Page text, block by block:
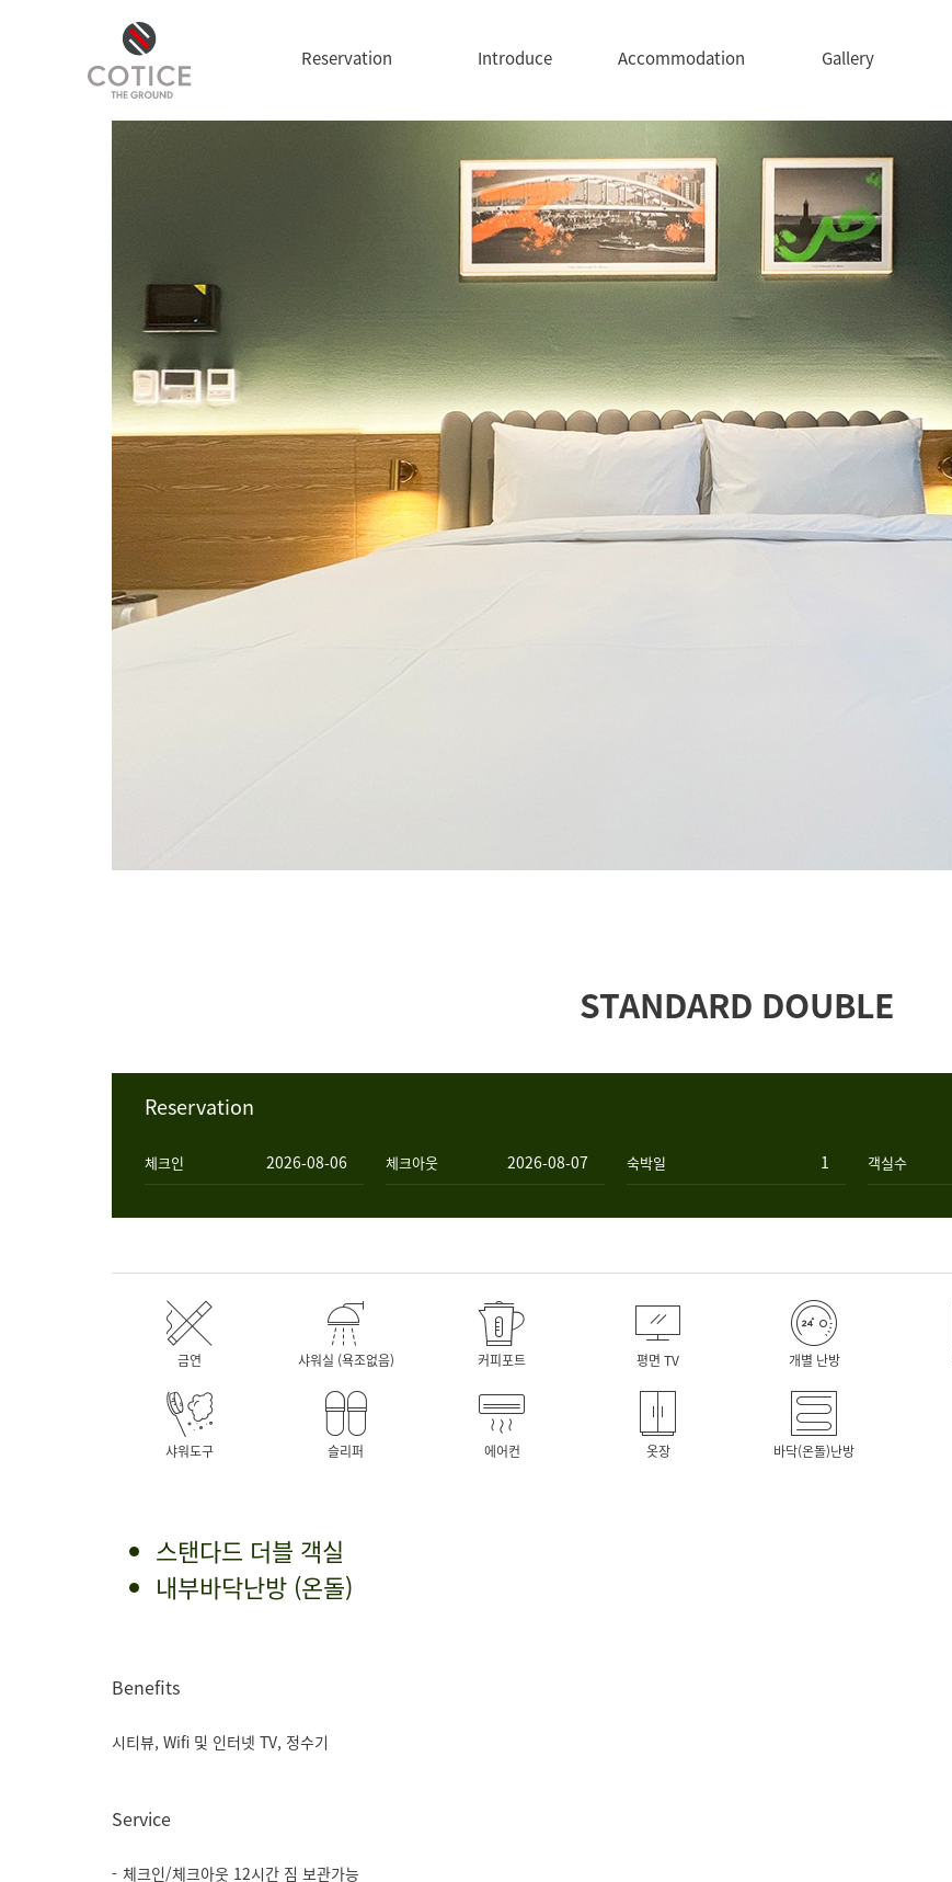
Reservation Introduce Accommodation Gallery
STANDARD DOUBLE
Reservation
체크인 체크아웃 숙박일 객실수
금연 샤워실 (욕조없음) 커피포트 평면 TV 개별 난방
샤워도구 슬리퍼 에어컨 옷장 바닥(온돌)난방
스탠다드 더블 객실
내부바닥난방 (온돌)
Benefits
시티뷰, Wifi 및 인터넷 TV, 정수기
Service
체크인/체크아웃 12시간 짐 보관가능